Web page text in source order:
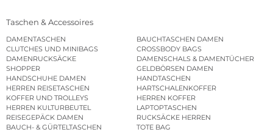
Taschen & Accessoires
DAMENTASCHEN
BAUCHTASCHEN DAMEN
CLUTCHES UND MINIBAGS
CROSSBODY BAGS
DAMENRUCKSÄCKE
DAMENSCHALS & DAMENTÜCHER
SHOPPER
GELDBÖRSEN DAMEN
HANDSCHUHE DAMEN
HANDTASCHEN
HERREN REISETASCHEN
HARTSCHALENKOFFER
KOFFER UND TROLLEYS
HERREN KOFFER
HERREN KULTURBEUTEL
LAPTOPTASCHEN
REISEGEPÄCK DAMEN
RUCKSÄCKE HERREN
BAUCH- & GÜRTELTASCHEN
TOTE BAG